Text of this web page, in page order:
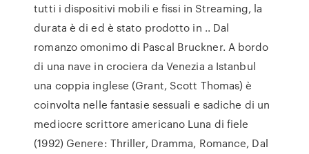
tutti i dispositivi mobili e fissi in Streaming, la
durata è di ed è stato prodotto in .. Dal
romanzo omonimo di Pascal Bruckner. A bordo
di una nave in crociera da Venezia a Istanbul
una coppia inglese (Grant, Scott Thomas) è
coinvolta nelle fantasie sessuali e sadiche di un
mediocre scrittore americano Luna di fiele
(1992) Genere: Thriller, Dramma, Romance, Dal